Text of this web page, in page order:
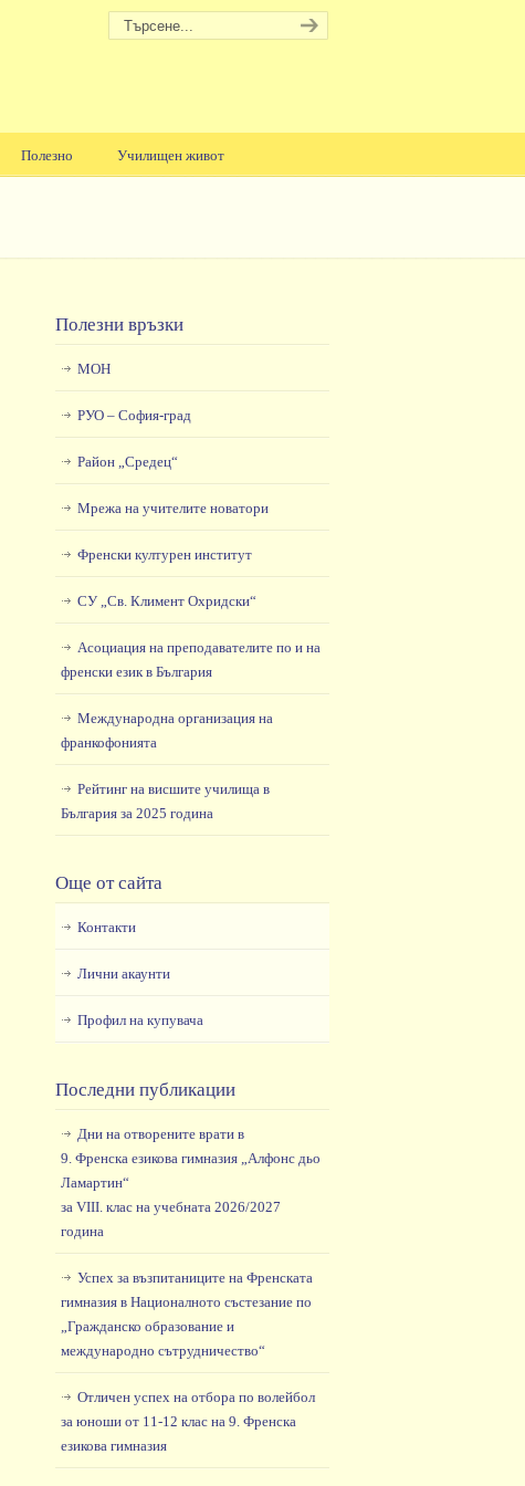
Полезно Училищен живот
Полезни връзки
МОН
РУО – София-град
Район „Средец“
Мрежа на учителите новатори
Френски културен институт
СУ „Св. Климент Охридски“
Асоциация на преподавателите по и на
френски език в България
Международна организация на
франкофонията
Рейтинг на висшите училища в
България за 2025 година
Още от сайта
Контакти
Лични акаунти
Профил на купувача
Последни публикации
Дни на отворените врати в
9. Френска езикова гимназия „Алфонс дьо
Ламартин“
за VIII. клас на учебната 2026/2027
година
Успех за възпитаниците на Френската
гимназия в Националното състезание по
„Гражданско образование и
международно сътрудничество“
Отличен успех на отбора по волейбол
за юноши от 11-12 клас на 9. Френска
езикова гимназия